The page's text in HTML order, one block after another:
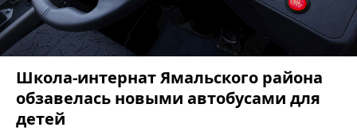
Школа-интернат Ямальского района
обзавелась новыми автобусами для
детей